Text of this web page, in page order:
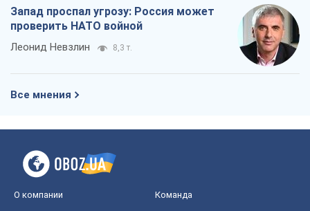
Запад проспал угрозу: Россия может
проверить НАТО войной
Леонид Невзлин 8,3 т.
Все мнения
О компании Команда